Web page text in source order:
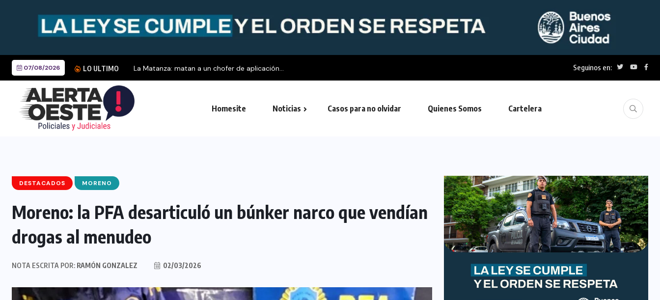
07/08/2026 LO ULTIMO La Matanza: matan a un chofer de aplicación... Seguinos en:
Homesite Noticias Casos para no olvidar Quienes Somos Cartelera
DESTACADOS MORENO
Moreno: la PFA desarticuló un búnker narco que vendían
drogas al menudeo
NOTA ESCRITA POR: RAMÓN GONZALEZ 02/03/2026